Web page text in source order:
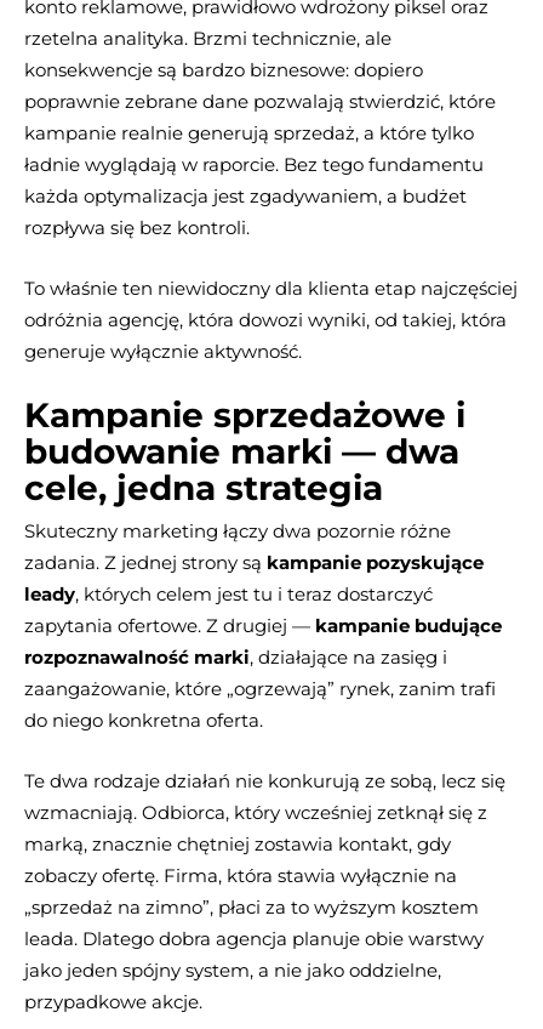
konto reklamowe, prawidłowo wdrożony piksel oraz
rzetelna analityka. Brzmi technicznie, ale
konsekwencje są bardzo biznesowe: dopiero
poprawnie zebrane dane pozwalają stwierdzić, które
kampanie realnie generują sprzedaż, a które tylko
ładnie wyglądają w raporcie. Bez tego fundamentu
każda optymalizacja jest zgadywaniem, a budżet
rozpływa się bez kontroli.
To właśnie ten niewidoczny dla klienta etap najczęściej
odróżnia agencję, która dowozi wyniki, od takiej, która
generuje wyłącznie aktywność.
Kampanie sprzedażowe i
budowanie marki — dwa
cele, jedna strategia
Skuteczny marketing łączy dwa pozornie różne
zadania. Z jednej strony są kampanie pozyskujące
leady, których celem jest tu i teraz dostarczyć
zapytania ofertowe. Z drugiej — kampanie budujące
rozpoznawalność marki, działające na zasięg i
zaangażowanie, które „ogrzewają” rynek, zanim trafi
do niego konkretna oferta.
Te dwa rodzaje działań nie konkurują ze sobą, lecz się
wzmacniają. Odbiorca, który wcześniej zetknął się z
marką, znacznie chętniej zostawia kontakt, gdy
zobaczy ofertę. Firma, która stawia wyłącznie na
„sprzedaż na zimno”, płaci za to wyższym kosztem
leada. Dlatego dobra agencja planuje obie warstwy
jako jeden spójny system, a nie jako oddzielne,
przypadkowe akcje.